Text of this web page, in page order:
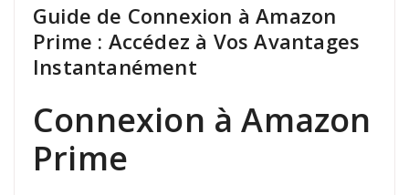
Guide de Connexion à Amazon
Prime : Accédez à Vos Avantages
Instantanément
Connexion à Amazon
Prime